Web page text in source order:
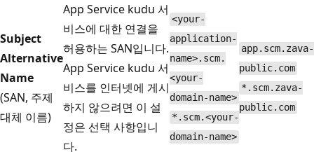
Subject
Alternative
Name
(SAN, 주제
대체 이름)
App Service kudu 서
비스에 대한 연결을
허용하는 SAN입니다.
App Service kudu 서
비스를 인터넷에 게시
하지 않으려면 이 설
정은 선택 사항입니
다.
<your-
application-
name>.scm.
<your-
domain-name>
*.scm.<your-
domain-name>
app.scm.zava-
public.com
*.scm.zava-
public.com